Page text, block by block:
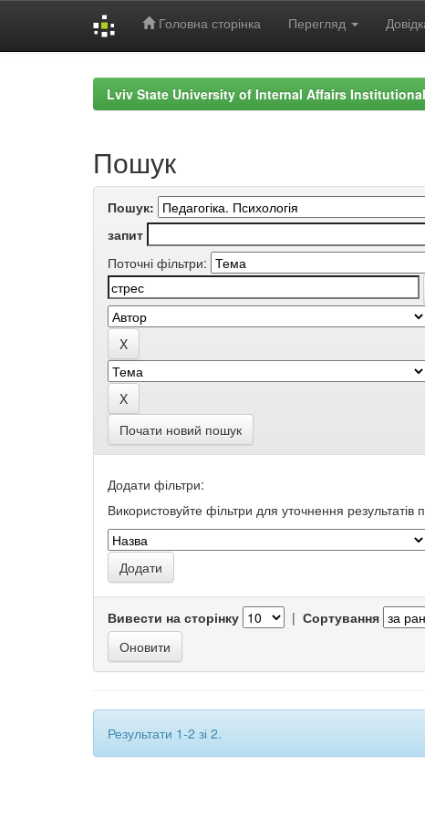
Головна сторінка Перегляд
Lviv State University of Internal Affairs
Пошук
Пошук:
запит
Поточні фільтри:
Почати новий пошук
Додати фільтри:
Використовуйте фільтри для уточнення результатів
Вивести на сторінку | Сортування
Результати 1-2 зі 2.